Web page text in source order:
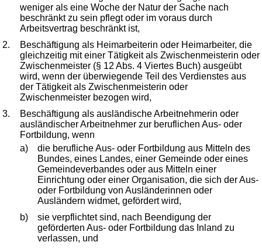
weniger als eine Woche der Natur der Sache nach
beschränkt zu sein pflegt oder im voraus durch
Arbeitsvertrag beschränkt ist,
2.
Beschäftigung als Heimarbeiterin oder Heimarbeiter, die
gleichzeitig mit einer Tätigkeit als Zwischenmeisterin oder
Zwischenmeister (§ 12 Abs. 4 Viertes Buch) ausgeübt
wird, wenn der überwiegende Teil des Verdienstes aus
der Tätigkeit als Zwischenmeisterin oder
Zwischenmeister bezogen wird,
3.
Beschäftigung als ausländische Arbeitnehmerin oder
ausländischer Arbeitnehmer zur beruflichen Aus- oder
Fortbildung, wenn
a)
die berufliche Aus- oder Fortbildung aus Mitteln des
Bundes, eines Landes, einer Gemeinde oder eines
Gemeindeverbandes oder aus Mitteln einer
Einrichtung oder einer Organisation, die sich der Aus-
oder Fortbildung von Ausländerinnen oder
Ausländern widmet, gefördert wird,
b)
sie verpflichtet sind, nach Beendigung der
geförderten Aus- oder Fortbildung das Inland zu
verlassen, und